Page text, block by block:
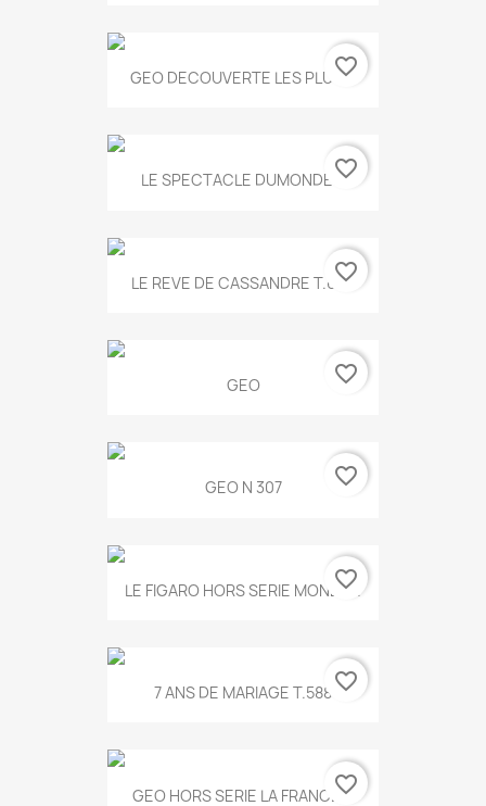
GEO DECOUVERTE LES PLUS...
favorite_border
LE SPECTACLE DUMONDE...favorite_border
LE REVE DE CASSANDRE T.634
favorite_border
GEO favorite_border
GEO N 307 favorite_border
LE FIGARO HORS SERIE MONET...
favorite_border
7 ANS DE MARIAGE T.588 favorite_border
GEO HORS SERIE LA FRANCE...
favorite_border